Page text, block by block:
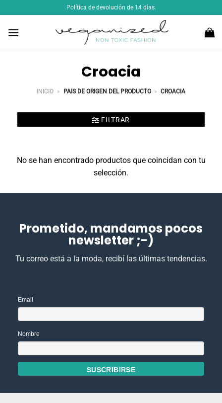
al
contenido
Política de devolución de 14 días.
Croacia
INICIO » PAIS DE ORIGEN DEL PRODUCTO » CROACIA
FILTRAR
No se han encontrado productos que coincidan con tu
selección.
Prometido, mandamos pocos
newsletter ;-)
Tu correo está a la moda, recibí las últimas tendencias.
Email
Nombre